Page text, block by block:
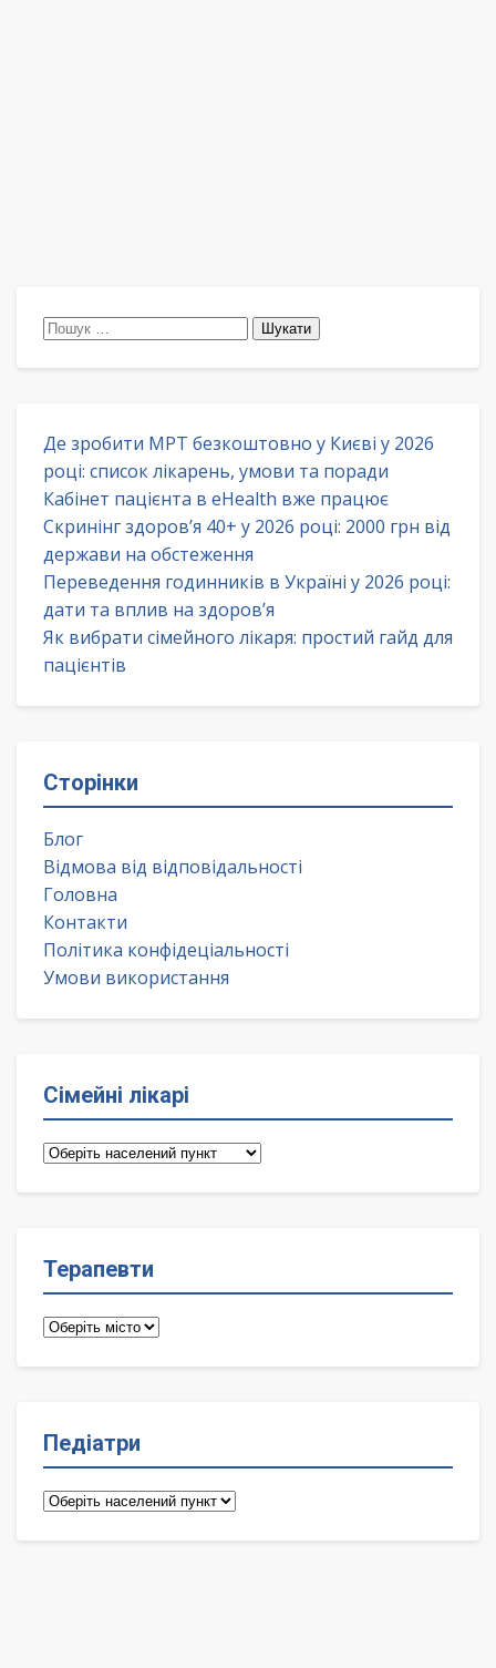
Пошук:
Де зробити МРТ безкоштовно у Києві у 2026
році: список лікарень, умови та поради
Кабінет пацієнта в eHealth вже працює
Скринінг здоров’я 40+ у 2026 році: 2000 грн від
держави на обстеження
Переведення годинників в Україні у 2026 році:
дати та вплив на здоров’я
Як вибрати сімейного лікаря: простий гайд для
пацієнтів
Сторінки
Блог
Відмова від відповідальності
Головна
Контакти
Політика конфідеціальності
Умови використання
Сімейні лікарі
Сімейні
Терапевти
Терапевти
Педіатри
Педіатри